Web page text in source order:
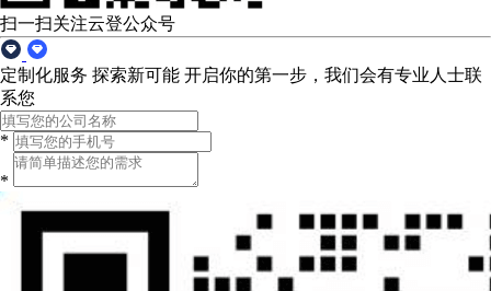
扫一扫关注云登公众号
定制化服务 探索新可能 开启你的第一步，我们会有专业人士联
系您
*
*